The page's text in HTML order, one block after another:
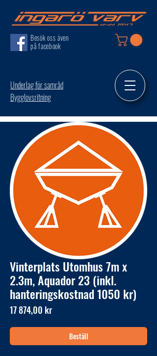
Besök oss även
på facebook
Underlag för samråd
Bygglovsritning
Vinterplats Utomhus 7m x
2.3m, Aquador 23 (inkl.
hanteringskostnad 1050 kr)
17 874,00 krPris
Beställ